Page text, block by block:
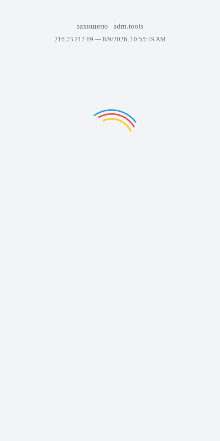
захищено adm.tools
216.73.217.69 — 8/9/2026, 10:55:49 AM